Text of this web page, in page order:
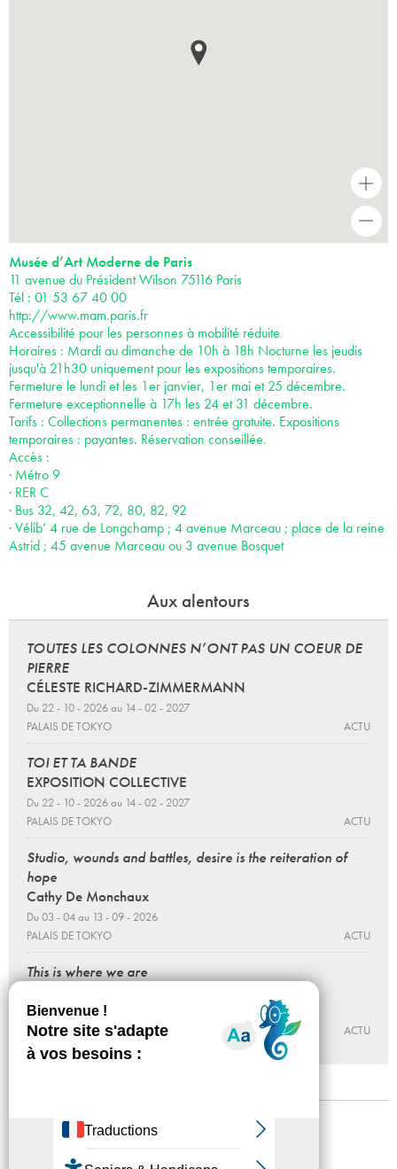
+
Musée d’Art Moderne de Paris
11 avenue du Président Wilson 75116 Paris
Tél : 01 53 67 40 00
http://www.mam.paris.fr
Accessibilité pour les personnes à mobilité réduite
Horaires : Mardi au dimanche de 10h à 18h Nocturne les jeudis
jusqu'à 21h30 uniquement pour les expositions temporaires.
Fermeture le lundi et les 1er janvier, 1er mai et 25 décembre.
Fermeture exceptionnelle à 17h les 24 et 31 décembre.
Tarifs : Collections permanentes : entrée gratuite. Expositions
temporaires : payantes. Réservation conseillée.
Accès :
· Métro 9
· RER C
· Bus 32, 42, 63, 72, 80, 82, 92
· Vélib’ 4 rue de Longchamp ; 4 avenue Marceau ; place de la reine
Astrid ; 45 avenue Marceau ou 3 avenue Bosquet
Aux alentours
TOUTES LES COLONNES N’ONT PAS UN COEUR DE
PIERRE
CÉLESTE RICHARD-ZIMMERMANN
Du 22 - 10 - 2026 au 14 - 02 - 2027
PALAIS DE TOKYO
ACTU
TOI ET TA BANDE
EXPOSITION COLLECTIVE
Du 22 - 10 - 2026 au 14 - 02 - 2027
PALAIS DE TOKYO
ACTU
Studio, wounds and battles, desire is the reiteration of
hope
Cathy De Monchaux
Du 03 - 04 au 13 - 09 - 2026
PALAIS DE TOKYO
ACTU
This is where we are
Du 03 - 04 au 13 - 09 - 2026
PALAIS DE TOKYO
ACTU